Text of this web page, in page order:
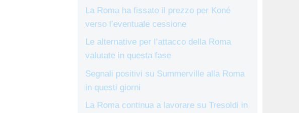
La Roma ha fissato il prezzo per Koné
verso l’eventuale cessione
Le alternative per l’attacco della Roma
valutate in questa fase
Segnali positivi su Summerville alla Roma
in questi giorni
La Roma continua a lavorare su Tresoldi in